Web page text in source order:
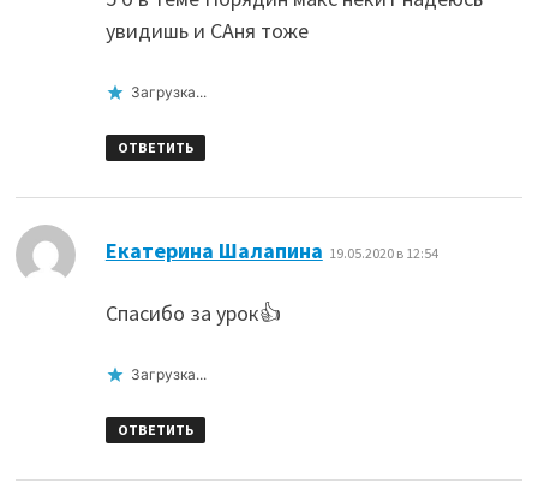
увидишь и САня тоже
Загрузка...
ОТВЕТИТЬ
Екатерина Шалапина 19.05.2020 в 12:54
Спасибо за урок👍
Загрузка...
ОТВЕТИТЬ